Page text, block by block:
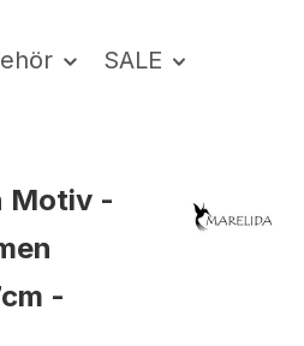
SALE
Motiv -
-